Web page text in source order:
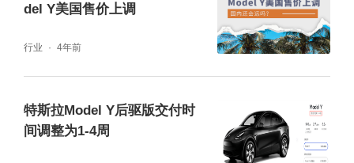
del Y美国售价上调
行业 4年前
特斯拉Model Y后驱版交付时
间调整为1-4周